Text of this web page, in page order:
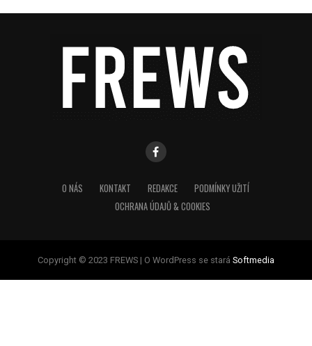
O NÁS KONTAKT REDAKCE
PODMÍNKY UŽITÍ
OCHRANA ÚDAJŮ & COOKIES
Copyright © 2023 FREWS | O WordPress se stará Softmedia